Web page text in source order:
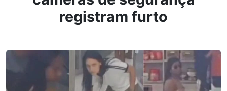
registram furto